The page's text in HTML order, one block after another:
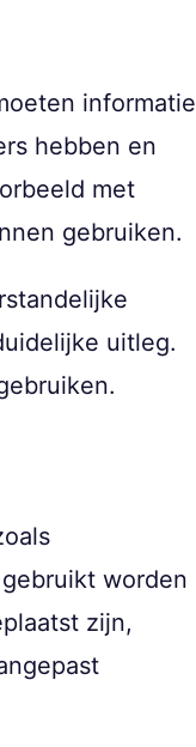
informatie
hebben en
met
gebruiken.
uitleg.
worden
zijn,